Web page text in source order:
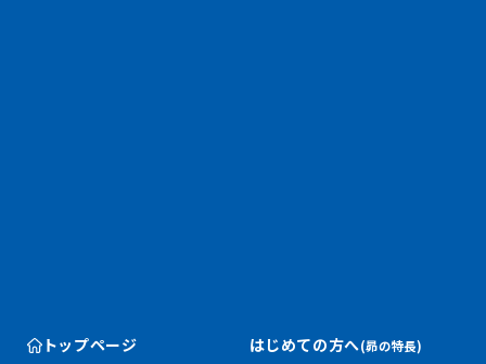
トップページ
はじめての方へ(昴の特長)